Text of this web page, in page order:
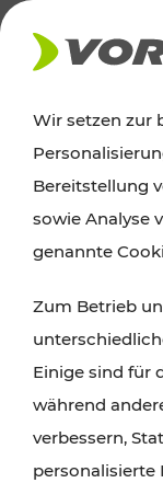
AKTUELLES
Wien,
Wanderungen,
Radtouren
Attraktionen
Angeboten des
Wir setzen zur
Bereitstellung
sowie Analyse
genannte
Zum Betrieb
Einige sind für
während
verbessern,
personalisierte